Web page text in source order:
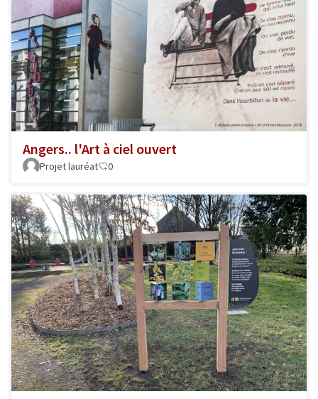
Angers.. l'Art à ciel ouvert
Projet lauréat 0